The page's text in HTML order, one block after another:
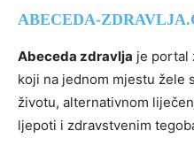
ABECEDA-
Abeceda zdravlja je portal
koji na jednom mjestu žele
životu, alternativnom
ljepoti i zdravstvenim